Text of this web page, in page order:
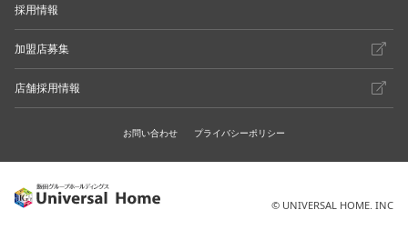
採用情報
加盟店募集
店舗採用情報
お問い合わせ プライバシーポリシー
© UNIVERSAL HOME. INC